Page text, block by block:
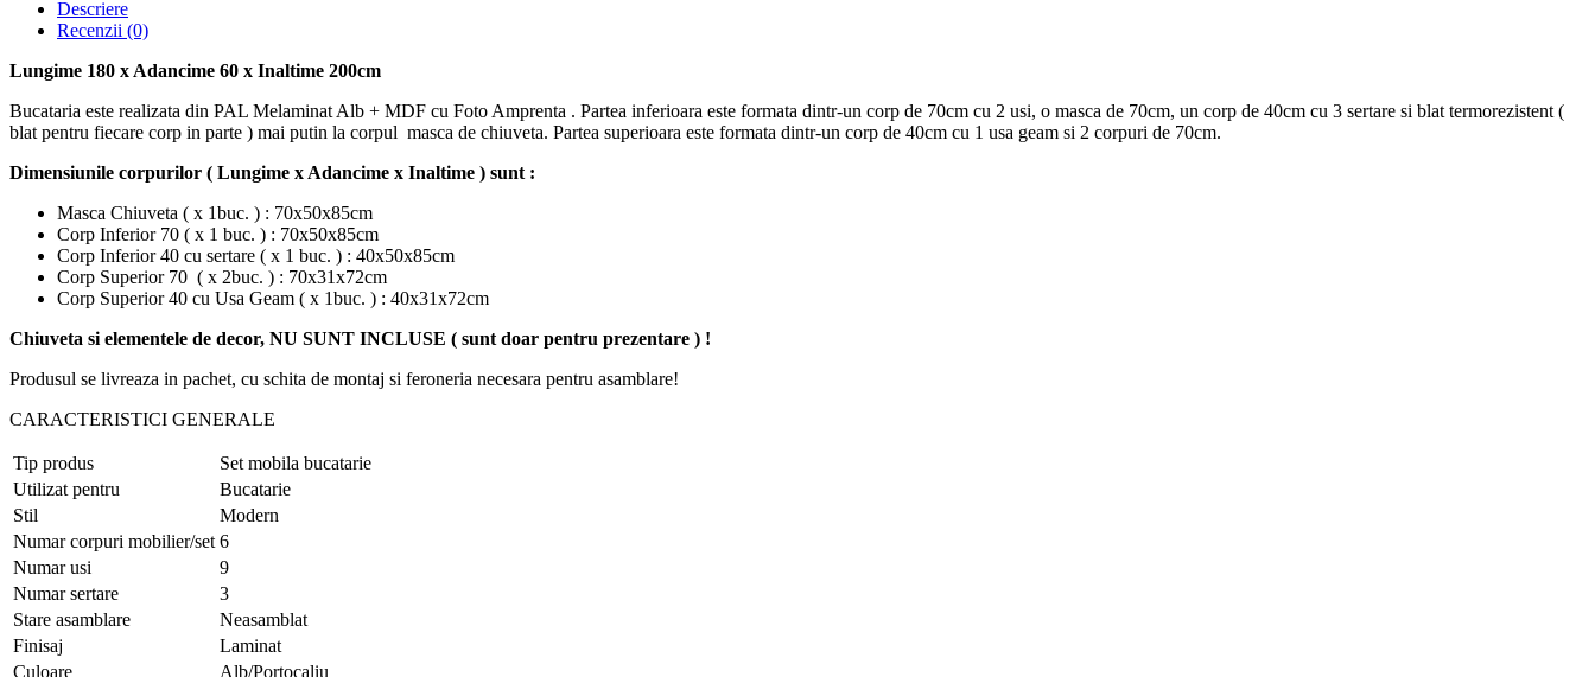
Descriere
Recenzii (0)
Lungime 180 x Adancime 60 x Inaltime 200cm
Bucataria este realizata din PAL Melaminat Alb + MDF cu Foto Amprenta . Partea inferioara este formata dintr-un corp de 70cm cu 2 usi, o masca de 70cm, un corp de 40cm cu 3 sertare si blat termorezistent (
blat pentru fiecare corp in parte ) mai putin la corpul masca de chiuveta. Partea superioara este formata dintr-un corp de 40cm cu 1 usa geam si 2 corpuri de 70cm.
Dimensiunile corpurilor ( Lungime x Adancime x Inaltime ) sunt :
Masca Chiuveta ( x 1buc. ) : 70x50x85cm
Corp Inferior 70 ( x 1 buc. ) : 70x50x85cm
Corp Inferior 40 cu sertare ( x 1 buc. ) : 40x50x85cm
Corp Superior 70 ( x 2buc. ) : 70x31x72cm
Corp Superior 40 cu Usa Geam ( x 1buc. ) : 40x31x72cm
Chiuveta si elementele de decor, NU SUNT INCLUSE ( sunt doar pentru prezentare ) !
Produsul se livreaza in pachet, cu schita de montaj si feroneria necesara pentru asamblare!
CARACTERISTICI GENERALE
Tip produs
Set mobila bucatarie
Utilizat pentru
Bucatarie
Stil
Modern
Numar corpuri mobilier/set 6
Numar usi
9
Numar sertare
3
Stare asamblare
Neasamblat
Finisaj
Laminat
Culoare
Alb/Portocaliu